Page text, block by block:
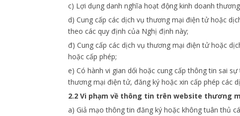
c) Lợi dụng danh nghĩa hoạt động kinh doanh
d) Cung cấp các dịch vụ thương mại điện tử hoặc
theo các quy định của Nghị định này;
đ) Cung cấp các dịch vụ thương mại điện tử hoặc
hoặc cấp phép;
e) Có hành vi gian dối hoặc cung cấp thông tin sai
thương mại điện tử, đăng ký hoặc xin cấp phép các
2.2 Vi phạm về thông tin trên website thương
a) Giả mạo thông tin đăng ký hoặc không tuân thủ